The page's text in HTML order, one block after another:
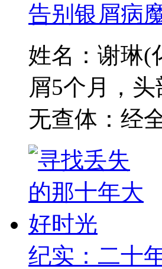
告别银屑病
姓名：谢琳(
屑5个月，
无查体：经
纪实：二十